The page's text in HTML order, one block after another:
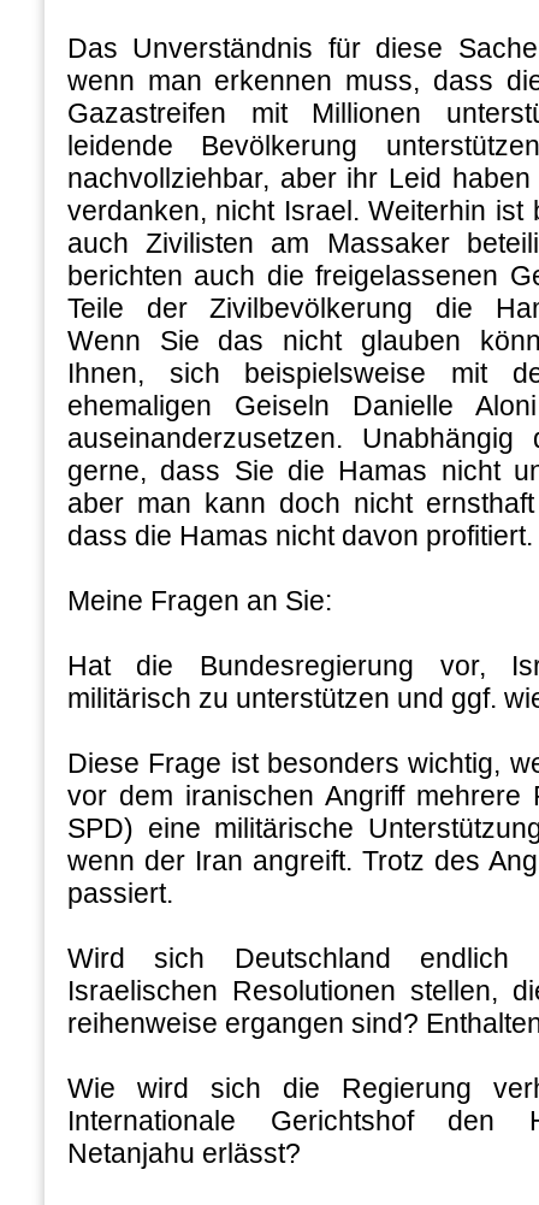
Das Unverständnis für diese
wenn man erkennen muss, dass
Gazastreifen mit Millionen
leidende Bevölkerung
nachvollziehbar, aber ihr Leid
verdanken, nicht Israel. Weiterhin ist
auch Zivilisten am Massaker
berichten auch die freigelassenen
Teile der Zivilbevölkerung die
Wenn Sie das nicht glauben
Ihnen, sich beispielsweise mit
ehemaligen Geiseln Danielle
auseinanderzusetzen.
gerne, dass Sie die Hamas nicht
aber man kann doch nicht
dass die Hamas nicht davon profitiert.
Meine Fragen an Sie:
Hat die Bundesregierung vor,
militärisch zu unterstützen und ggf.
Diese Frage ist besonders wichtig,
vor dem iranischen Angriff mehrere
SPD) eine militärische
wenn der Iran angreift. Trotz des
passiert.
Wird sich Deutschland endlich
Israelischen Resolutionen stellen,
reihenweise ergangen sind?
Wie wird sich die Regierung
Internationale Gerichtshof den
Netanjahu erlässt?